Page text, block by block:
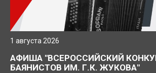
1 августа 2026
АФИША "ВСЕРОССИЙСКИЙ
БАЯНИСТОВ ИМ. Г.К. ЖУКОВА"